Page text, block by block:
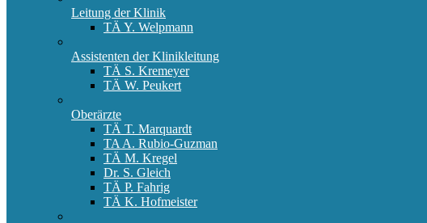
Leitung der Klinik
TÄ Y. Welpmann
Assistenten der Klinikleitung
TÄ S. Kremeyer
TÄ W. Peukert
Oberärzte
TÄ T. Marquardt
TA A. Rubio-Guzman
TÄ M. Kregel
Dr. S. Gleich
TÄ P. Fahrig
TÄ K. Hofmeister